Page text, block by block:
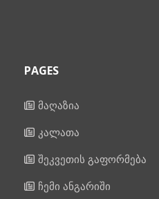
PAGES
მაღაზია
კალათა
შეკვეთის გაფორმება
ჩემი ანგარიში